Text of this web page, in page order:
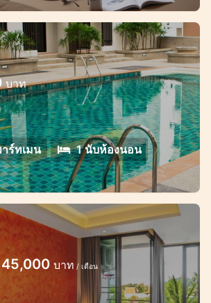
บาท
ร์ทเมน
1 นับห้องนอน
in Relife condo
distance to Naiharn
บาท / เดือน